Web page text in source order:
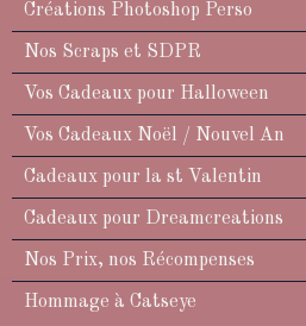
Créations Photoshop Perso
Nos Scraps et SDPR
Vos Cadeaux pour Halloween
Vos Cadeaux Noël / Nouvel An
Cadeaux pour la st Valentin
Cadeaux pour Dreamcreations
Nos Prix, nos Récompenses
Hommage à Catseye